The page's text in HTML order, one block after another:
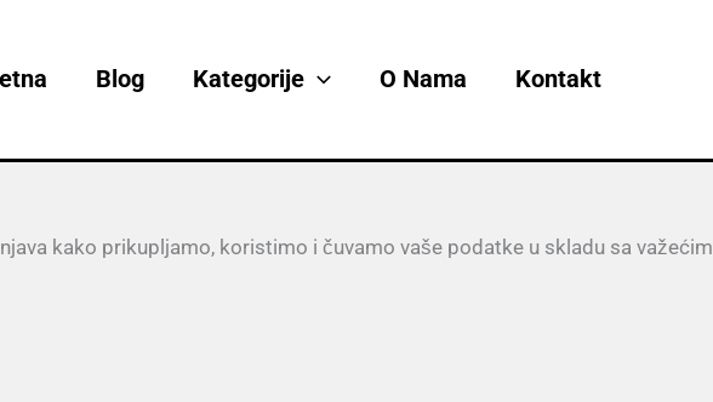
Blog Kategorije O Nama Kontakt
kako prikupljamo, koristimo i čuvamo vaše podatke u skladu sa važećim